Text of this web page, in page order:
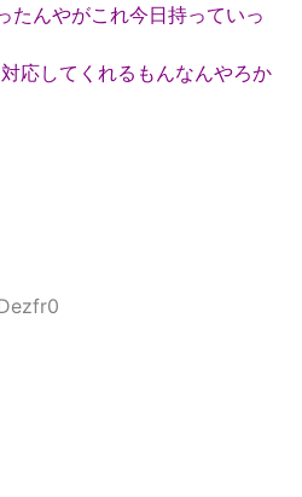
たんやがこれ今日持っていっ
応してくれるもんなんやろか